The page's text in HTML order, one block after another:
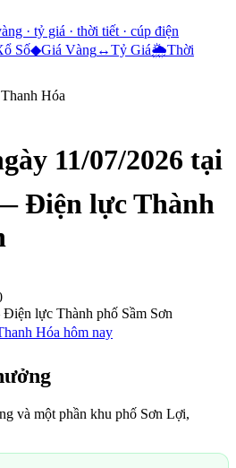
· tỷ giá · thời tiết · cúp điện
Số◆Giá Vàng↔Tỷ Giá🌦Thời
Thanh Hóa
11/07/2026 tại
Điện lực Thành
lực Thành phố Sầm Sơn
Hóa hôm nay
và một phần khu phố Sơn Lợi,